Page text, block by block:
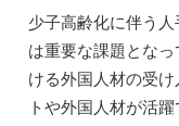
少子高齢化に伴う
は重要な課題とな
ける外国人材の受
トや外国人材が活